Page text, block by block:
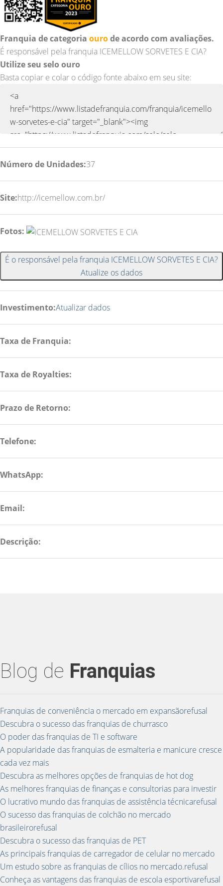
Franquia de categoria ourode acordo com avaliações.
É responsável pela franquia ICEMELLOW SORVETES E CIA?
Utilize seu selo ouro
Basta copiar e colar o código fonte abaixo em seu site:
Número de Unidades:37
Site:http://icemellow.com.br/
Fotos:
É o responsável pela franquia ICEMELLOW SORVETES E CIA?
Atualize os dados
Investimento:Atualizar dados
Taxa de Franquia:
Taxa de Royalties:
Prazo de Retorno:
Telefone:
WhatsApp:
Email:
Descrição:
Blog de Franquias
Franquias de conveniência o mercado em expansãorefusal
Descubra o sucesso das franquias de churrasco
O poder das franquias de TI e software
A popularidade das franquias de esmalteria e manicure cresce
cada vez mais
Descubra as melhores opções de franquias de hot dog
As melhores franquias de finanças e consultorias para investir
O lucrativo mundo das franquias de assistência técnicarefusal
O sucesso das franquias de colchão no mercado
brasileirorefusal
Descubra o sucesso das franquias de PET
As principais franquias de carregador de celular no mercado
Um estudo sobre as franquias de cílios no mercado.refusal
Conheça as vantagens das franquias de escola esportivarefusal